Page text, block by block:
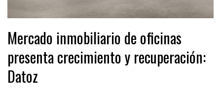
Mercado inmobiliario de oficinas
presenta crecimiento y recuperación:
Datoz